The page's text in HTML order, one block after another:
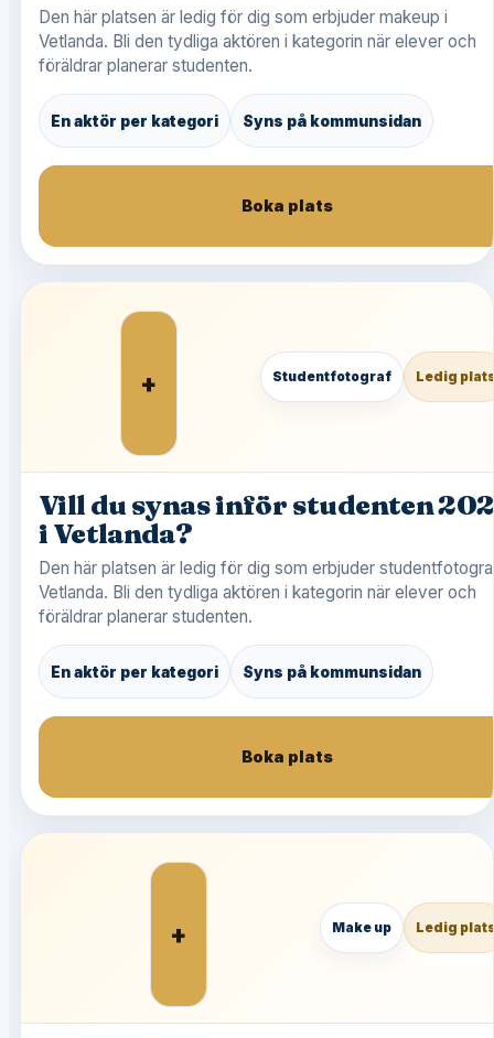
Den här platsen är ledig för dig som erbjuder makeup i
Vetlanda. Bli den tydliga aktören i kategorin när elever och
föräldrar planerar studenten.
En aktör per kategori Syns på kommunsidan
Boka plats
+ Studentfotograf Ledig
Vill du synas inför studenten
i Vetlanda?
Den här platsen är ledig för dig som erbjuder
Vetlanda. Bli den tydliga aktören i kategorin när elever och
föräldrar planerar studenten.
En aktör per kategori Syns på kommunsidan
Boka plats
+ Make up Ledig